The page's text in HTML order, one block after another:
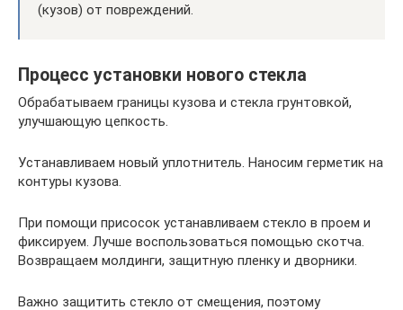
(кузов) от повреждений.
Процесс установки нового стекла
Обрабатываем границы кузова и стекла грунтовкой,
улучшающую цепкость.
Устанавливаем новый уплотнитель. Наносим герметик на
контуры кузова.
При помощи присосок устанавливаем стекло в проем и
фиксируем. Лучше воспользоваться помощью скотча.
Возвращаем молдинги, защитную пленку и дворники.
Важно защитить стекло от смещения, поэтому